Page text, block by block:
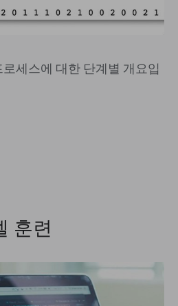
세스에 대한 단계별 개요입
훈련